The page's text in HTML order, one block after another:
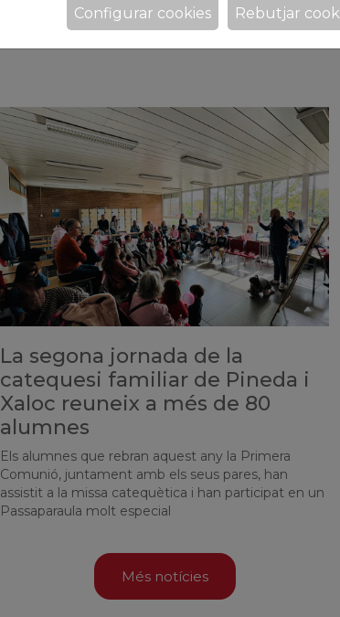
organitzen els Cursos d'Orientació Familiar per
donar resposta als interrogants dels pares en totes
La segona jornada de la
catequesi familiar de Pineda i
Xaloc reuneix a més de 80
alumnes
Els alumnes que rebran aquest any la Primera
Comunió, juntament amb els seus pares, han
assistit a la missa catequètica i han participat en un
Passaparaula molt especial
Més notícies
Rebutjar
Configurar cookies